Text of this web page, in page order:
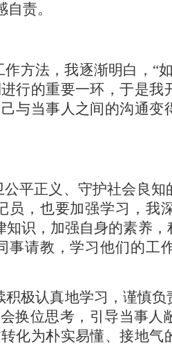
责。
方法，我逐渐明白， “
行的重要一环，于是我
与当事人之间的沟通变
平正义、守护社会良知
，也要加强学习，我
知识，加强自身的素养
请教，学习他们的工
极认真地学习，谨慎
换位思考，引导当事人
化为朴实易懂、接地气